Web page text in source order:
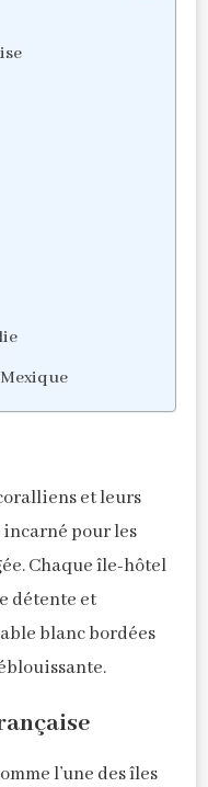
et leurs
pour les
Chaque île-hôtel
détente et
blanc bordées
l’une des îles